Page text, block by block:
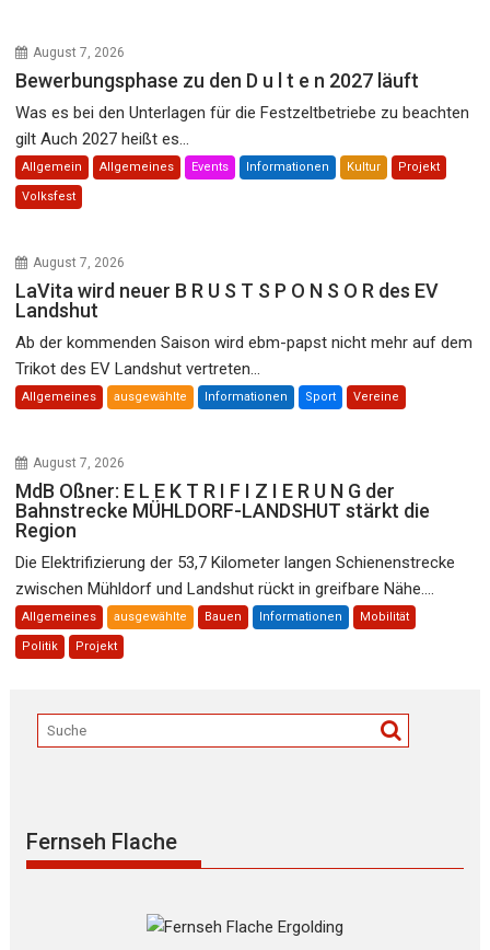
August 7, 2026
Bewerbungsphase zu den D u l t e n 2027 läuft
Was es bei den Unterlagen für die Festzeltbetriebe zu beachten
gilt Auch 2027 heißt es...
Allgemein Allgemeines Events Informationen Kultur Projekt
Volksfest
August 7, 2026
LaVita wird neuer B R U S T S P O N S O R des EV
Landshut
Ab der kommenden Saison wird ebm-papst nicht mehr auf dem
Trikot des EV Landshut vertreten...
Allgemeines ausgewählte Informationen Sport Vereine
August 7, 2026
MdB Oßner: E L E K T R I F I Z I E R U N G der
Bahnstrecke MÜHLDORF-LANDSHUT stärkt die
Region
Die Elektrifizierung der 53,7 Kilometer langen Schienenstrecke
zwischen Mühldorf und Landshut rückt in greifbare Nähe....
Allgemeines ausgewählte Bauen Informationen Mobilität
Politik Projekt
Fernseh Flache